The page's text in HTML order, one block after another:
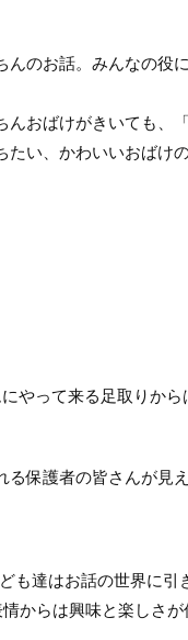
のお話。みんなの役
おばけがきいても、
たい、かわいいおばけ
やって来る足取りから
保護者の皆さんが見え
達はお話の世界に引
からは興味と楽しさが